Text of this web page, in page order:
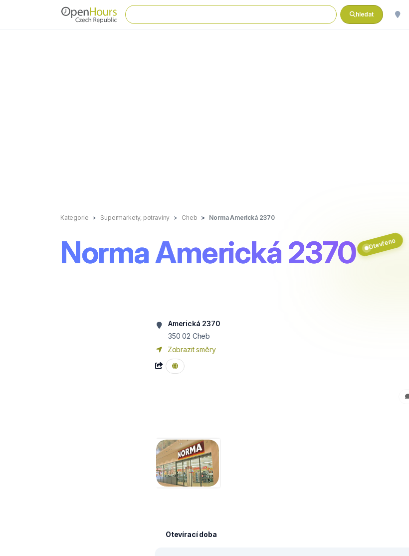
hledat
Kategorie Supermarkety, potraviny Cheb Norma Americká 2370
Norma Americká 2370 Otevřeno
Americká 2370
350 02 Cheb
Zobrazit směry
Otevírací doba